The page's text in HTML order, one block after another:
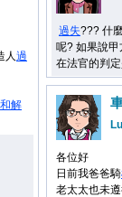
過失??? 什
呢? 如果說甲
在法官的判
人過
和解
各位好
日前我爸爸騎
老太太也未